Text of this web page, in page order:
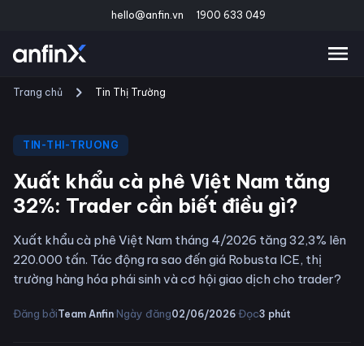
hello@anfin.vn 1900 633 049
Trang chủ Tin Thị Trường
TIN-THI-TRUONG
Xuất khẩu cà phê Việt Nam tăng
32%: Trader cần biết điều gì?
Xuất khẩu cà phê Việt Nam tháng 4/2026 tăng 32,3% lên
220.000 tấn. Tác động ra sao đến giá Robusta ICE, thị
trường hàng hóa phái sinh và cơ hội giao dịch cho trader?
Đăng bởiTeam Anfin·Ngày đăng02/06/2026·Đọc3 phút